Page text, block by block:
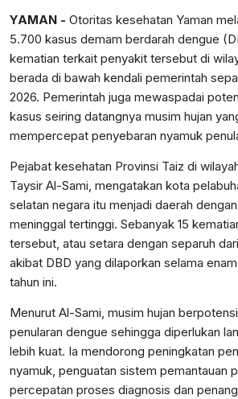
YAMAN - Otoritas kesehatan Yaman
5.700 kasus demam berdarah dengue
kematian terkait penyakit tersebut di
berada di bawah kendali pemerintah
2026. Pemerintah juga mewaspadai
kasus seiring datangnya musim hujan
mempercepat penyebaran nyamuk
Pejabat kesehatan Provinsi Taiz di
Taysir Al-Sami, mengatakan kota
selatan negara itu menjadi daerah
meninggal tertinggi. Sebanyak 15
tersebut, atau setara dengan separuh
akibat DBD yang dilaporkan selama
tahun ini.
Menurut Al-Sami, musim hujan
penularan dengue sehingga diperlukan
lebih kuat. Ia mendorong peningkatan
nyamuk, penguatan sistem pemantauan
percepatan proses diagnosis dan